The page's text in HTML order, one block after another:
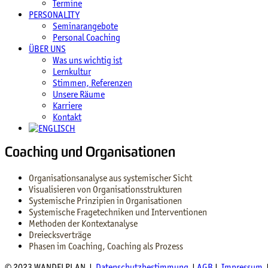
Termine
PERSONALITY
Seminarangebote
Personal Coaching
ÜBER UNS
Was uns wichtig ist
Lernkultur
Stimmen, Referenzen
Unsere Räume
Karriere
Kontakt
Coaching und Organisationen
Organisationsanalyse aus systemischer Sicht
Visualisieren von Organisationsstrukturen
Systemische Prinzipien in Organisationen
Systemische Fragetechniken und Interventionen
Methoden der Kontextanalyse
Dreiecksverträge
Phasen im Coaching, Coaching als Prozess